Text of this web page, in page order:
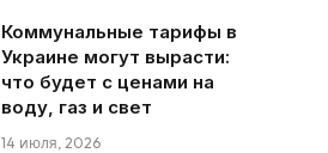
Коммунальные тарифы в
Украине могут вырасти:
что будет с ценами на
воду, газ и свет
14 июля, 2026